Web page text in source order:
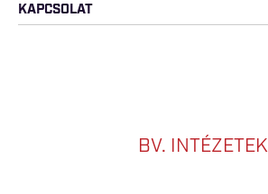
KAPCSOLAT
BV. INTÉZETEK